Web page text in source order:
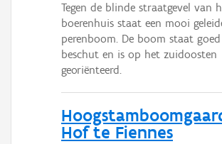
Tegen de blinde straatgevel van
boerenhuis staat een mooi
perenboom. De boom staat goed
beschut en is op het zuidoosten
georiënteerd.
Hof te Fiennes